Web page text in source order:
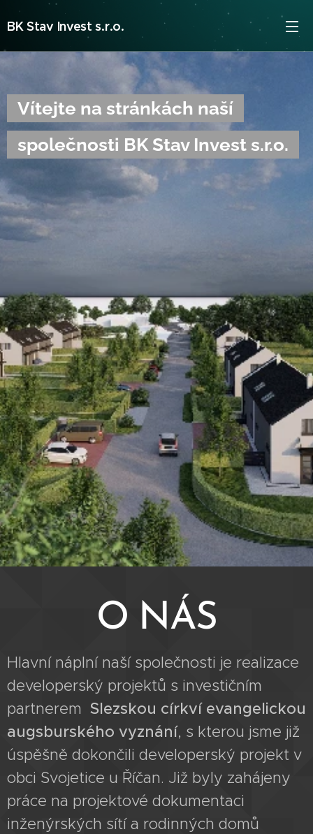
BK Stav Invest s.r.o.
Vítejte na stránkách naší
společnosti BK Stav Invest s.r.o.
O NÁS
Hlavní náplní naší společnosti je realizace
developerský projektů s investičním
partnerem Slezskou církví evangelickou
augsburského vyznání, s kterou jsme již
úspěšně dokončili developerský projekt v
obci Svojetice u Říčan. Již byly zahájeny
práce na projektové dokumentaci
inženýrských sítí a rodinných domů